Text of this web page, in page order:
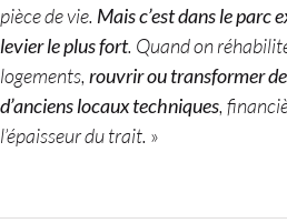
pièce de vie. Mais c’est dans le parc
levier le plus fort. Quand on
logements, rouvrir ou transformer
d’anciens locaux techniques,
l’épaisseur du trait. »